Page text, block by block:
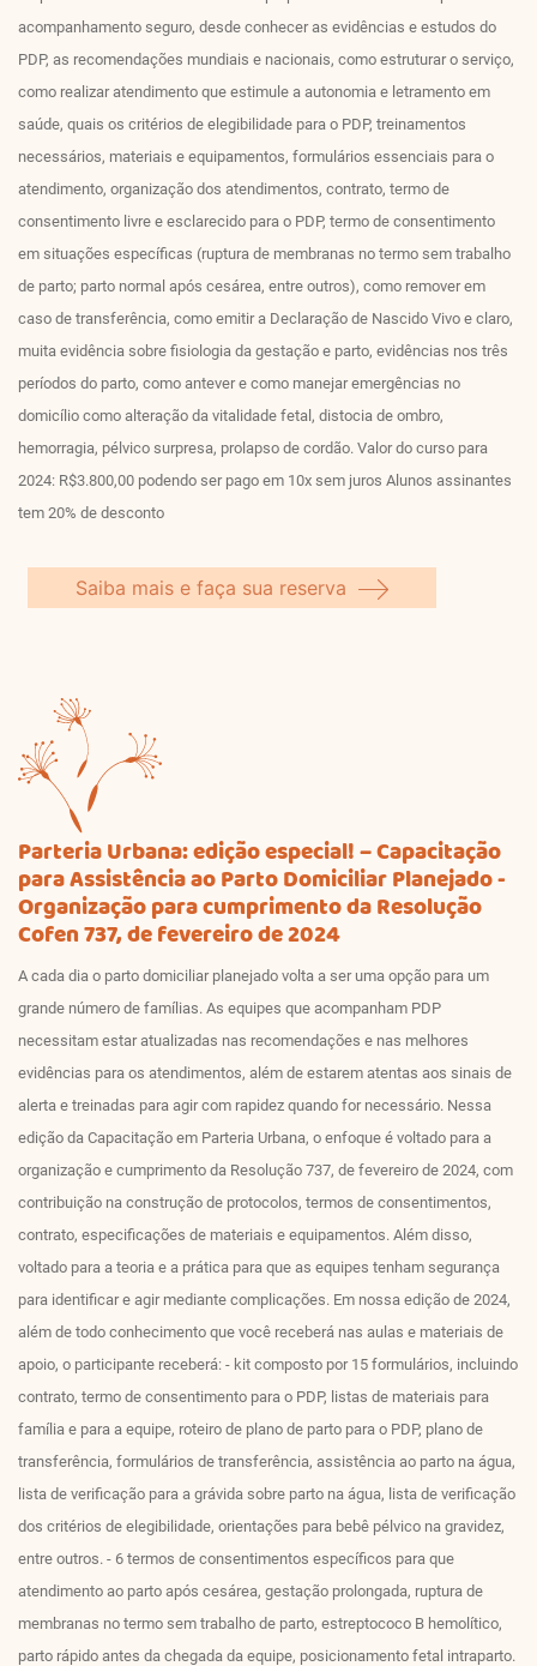
acompanhamento seguro, desde conhecer as evidências e estudos do
PDP, as recomendações mundiais e nacionais, como estruturar o serviço,
como realizar atendimento que estimule a autonomia e letramento em
saúde, quais os critérios de elegibilidade para o PDP, treinamentos
necessários, materiais e equipamentos, formulários essenciais para o
atendimento, organização dos atendimentos, contrato, termo de
consentimento livre e esclarecido para o PDP, termo de consentimento
em situações específicas (ruptura de membranas no termo sem trabalho
de parto; parto normal após cesárea, entre outros), como remover em
caso de transferência, como emitir a Declaração de Nascido Vivo e claro,
muita evidência sobre fisiologia da gestação e parto, evidências nos três
períodos do parto, como antever e como manejar emergências no
domicílio como alteração da vitalidade fetal, distocia de ombro,
hemorragia, pélvico surpresa, prolapso de cordão. Valor do curso para
2024: R$3.800,00 podendo ser pago em 10x sem juros Alunos assinantes
tem 20% de desconto
Saiba mais e faça sua reserva
Parteria Urbana: edição especial! – Capacitação
para Assistência ao Parto Domiciliar Planejado -
Organização para cumprimento da Resolução
Cofen 737, de fevereiro de 2024
A cada dia o parto domiciliar planejado volta a ser uma opção para um
grande número de famílias. As equipes que acompanham PDP
necessitam estar atualizadas nas recomendações e nas melhores
evidências para os atendimentos, além de estarem atentas aos sinais de
alerta e treinadas para agir com rapidez quando for necessário. Nessa
edição da Capacitação em Parteria Urbana, o enfoque é voltado para a
organização e cumprimento da Resolução 737, de fevereiro de 2024, com
contribuição na construção de protocolos, termos de consentimentos,
contrato, especificações de materiais e equipamentos. Além disso,
voltado para a teoria e a prática para que as equipes tenham segurança
para identificar e agir mediante complicações. Em nossa edição de 2024,
além de todo conhecimento que você receberá nas aulas e materiais de
apoio, o participante receberá: - kit composto por 15 formulários, incluindo
contrato, termo de consentimento para o PDP, listas de materiais para
família e para a equipe, roteiro de plano de parto para o PDP, plano de
transferência, formulários de transferência, assistência ao parto na água,
lista de verificação para a grávida sobre parto na água, lista de verificação
dos critérios de elegibilidade, orientações para bebê pélvico na gravidez,
entre outros. - 6 termos de consentimentos específicos para que
atendimento ao parto após cesárea, gestação prolongada, ruptura de
membranas no termo sem trabalho de parto, estreptococo B hemolítico,
parto rápido antes da chegada da equipe, posicionamento fetal intraparto.